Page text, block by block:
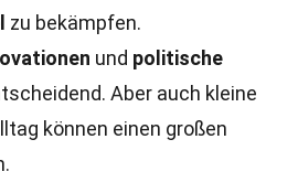
zu bekämpfen.
und politische
Aber auch kleine
können einen großen